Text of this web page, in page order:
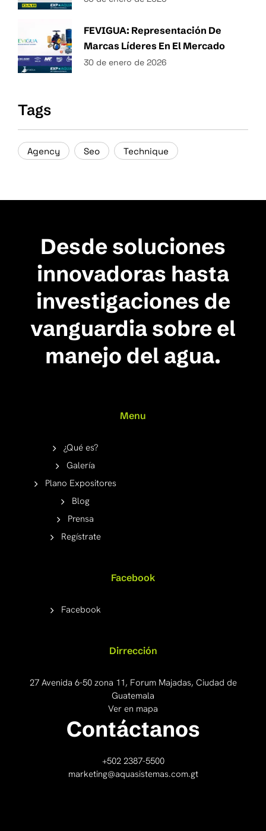
FEVIGUA: Representación De
Marcas Líderes En El Mercado
30 de enero de 2026
Tags
Agency Seo Technique
Desde soluciones
innovadoras hasta
investigaciones de
vanguardia sobre el
manejo del agua.
Menu
¿Qué es?
Galería
Plano Expositores
Blog
Prensa
Regístrate
Facebook
Facebook
Dirrección
27 Avenida 6-50 zona 11, Forum Majadas, Ciudad de
Guatemala
Ver en mapa
Contáctanos
+502 2387-5500
marketing@aquasistemas.com.gt